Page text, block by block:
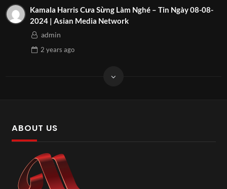
Kamala Harris Cưa Sừng Làm Nghé – Tin Ngày 08-08-
2024 | Asian Media Network
admin
2 years ago
ABOUT US